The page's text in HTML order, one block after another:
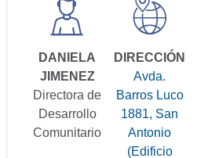
DANIELA
JIMENEZ
Directora de
Desarrollo
Comunitario
DIRECCIÓN
Avda.
Barros Luco
1881, San
Antonio
(Edificio